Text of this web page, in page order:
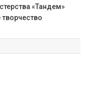
«Тандем»